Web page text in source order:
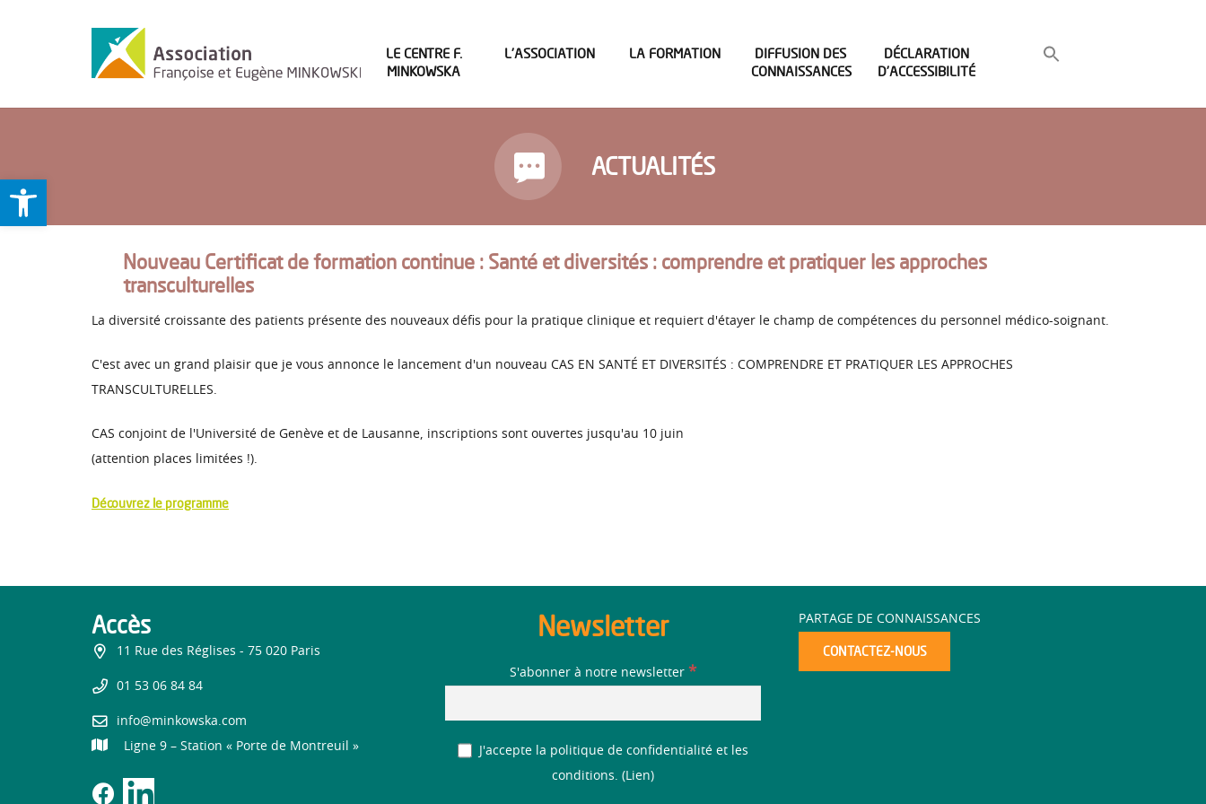
Ouvrir la barre d’outils
LE CENTRE F.
MINKOWSKA
L’ASSOCIATION LA FORMATION
DIFFUSION DES
CONNAISSANCES
DÉCLARATION
D’ACCESSIBILITÉ
ACTUALITÉS
Nouveau Certificat de formation continue : Santé et diversités : comprendre et pratiquer les approches
transculturelles
La diversité croissante des patients présente des nouveaux défis pour la pratique clinique et requiert d'étayer le champ de compétences du personnel médico-soignant.
C'est avec un grand plaisir que je vous annonce le lancement d'un nouveau CAS EN SANTÉ ET DIVERSITÉS : COMPRENDRE ET PRATIQUER LES APPROCHES
TRANSCULTURELLES.
CAS conjoint de l'Université de Genève et de Lausanne, inscriptions sont ouvertes jusqu'au 10 juin
(attention places limitées !).
Découvrez le programme
Accès
11 Rue des Réglises - 75 020 Paris
01 53 06 84 84
info@minkowska.com
Ligne 9 – Station « Porte de Montreuil »
Newsletter
S'abonner à notre newsletter *
J'accepte la politique de confidentialité et les
conditions. ( Lien)
PARTAGE DE CONNAISSANCES
CONTACTEZ-NOUS